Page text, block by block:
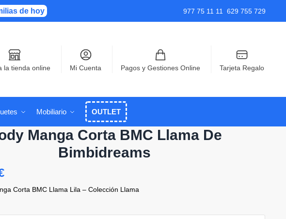
de hoy 977 75 11 11 629 755 729
la tienda online Mi Cuenta Pagos y Gestiones Online Tarjeta Regalo
Mobiliario OUTLET
Manga Corta BMC Llama De
Bimbidreams
Corta BMC Llama Lila – Colección Llama